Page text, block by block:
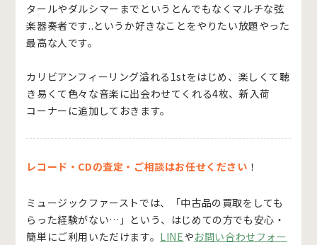
タールやダルシマーまでというとんでもなくマルチな弦
楽器奏者です..というか好きなことをやりたい放題やった
最高な人です。
カリビアンフィーリング溢れる1stをはじめ、楽しくて聴
き易くて色々な音楽に出会わせてくれる4枚、新入荷
コーナーに追加しておきます。
レコード・CDの査定・ご相談はお任せください ！
ミュージックファーストでは、「中古品の買取をしても
らった経験がない…」という、はじめての方でも安心・
簡単にご利用いただけます。 LINEやお問い合わせフォー